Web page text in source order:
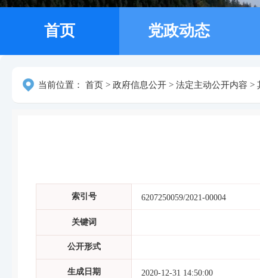
首页 党政动态
当前位置： 首页 > 政府信息公开 > 法定主动公开内容 >
索引号 6207250059/2021-00004
关键词
公开形式
生成日期 2020-12-31 14:50:00